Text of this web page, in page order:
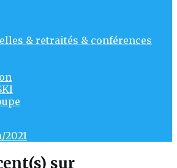
& retraités & conférences
sur